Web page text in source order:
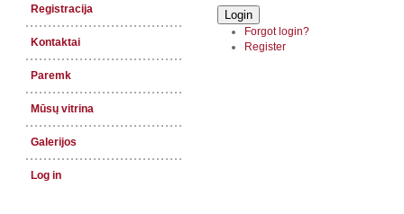
Registracija
Kontaktai
Paremk
Mūsų vitrina
Galerijos
Log in
Forgot login?
Register